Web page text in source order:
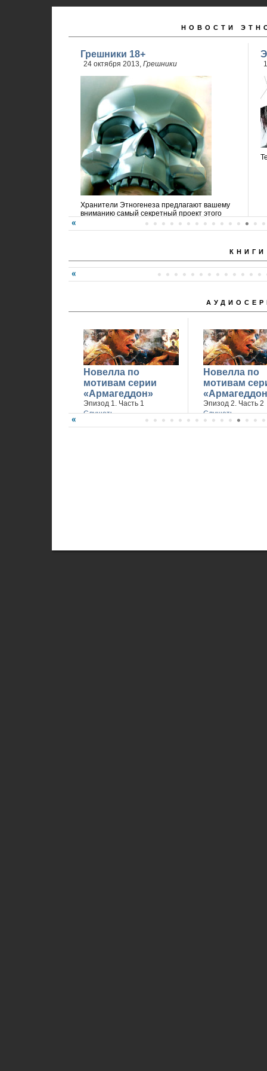
НОВОСТИ
Грешники 18+
24 октября 2013, Грешники
Хранители Этногенеза предлагают вашему
вниманию самый секретный проект этого
КНИГИ
Новелла по
мотивам серии
«Армагеддон»
Эпизод 1. Часть 1
Слушать
Новелла по
мотивам
Эпизод 2. Часть 2
Слушать